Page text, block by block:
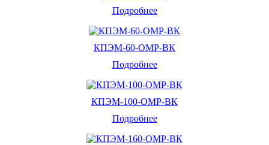
Подробнее
КПЭМ-60-ОМР-ВК
Подробнее
КПЭМ-100-ОМР-ВК
Подробнее